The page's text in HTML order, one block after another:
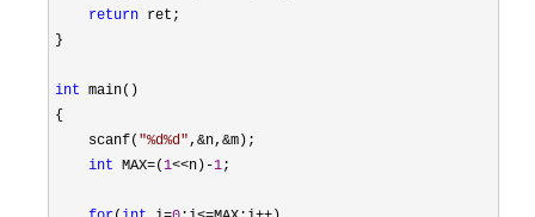
return ret;
}
int main()
{
    scanf(
"%d%d",&n,&m);
int MAX=(1<<n)-1;